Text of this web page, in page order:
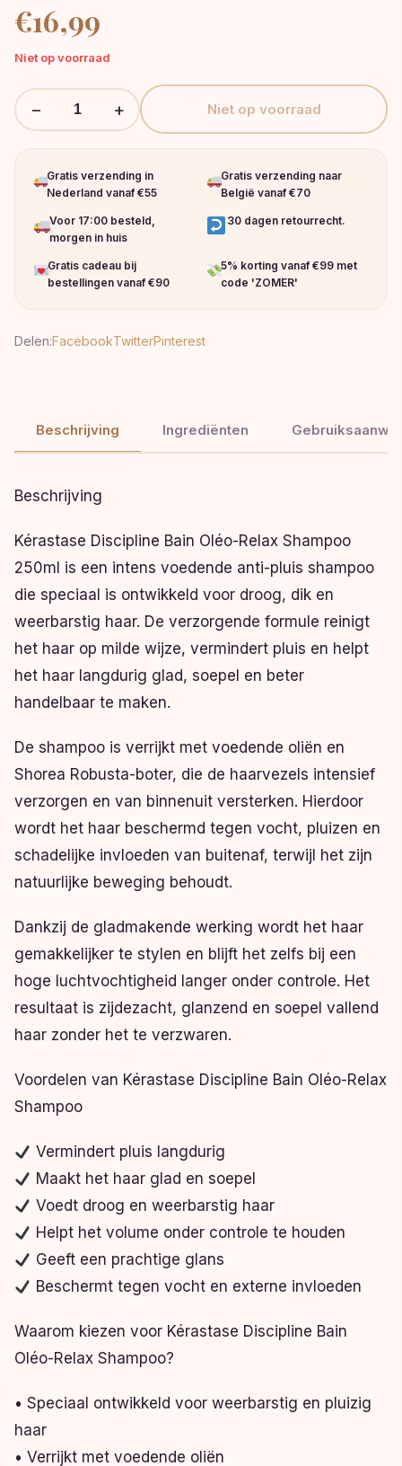
€16,99
Niet op voorraad
− + Niet op voorraad
Gratis verzending in
Nederland vanaf €55
Gratis verzending naar
België vanaf €70
Voor 17:00 besteld,
morgen in huis
30 dagen retourrecht.
Gratis cadeau bij
bestellingen vanaf €90
5% korting vanaf €99 met
code 'ZOMER'
Delen:FacebookTwitterPinterest
Beschrijving Ingrediënten
Beschrijving
Kérastase Discipline Bain Oléo-Relax Shampoo
250ml is een intens voedende anti-pluis shampoo
die speciaal is ontwikkeld voor droog, dik en
weerbarstig haar. De verzorgende formule reinigt
het haar op milde wijze, vermindert pluis en helpt
het haar langdurig glad, soepel en beter
handelbaar te maken.
De shampoo is verrijkt met voedende oliën en
Shorea Robusta-boter, die de haarvezels intensief
verzorgen en van binnenuit versterken. Hierdoor
wordt het haar beschermd tegen vocht, pluizen en
schadelijke invloeden van buitenaf, terwijl het zijn
natuurlijke beweging behoudt.
Dankzij de gladmakende werking wordt het haar
gemakkelijker te stylen en blijft het zelfs bij een
hoge luchtvochtigheid langer onder controle. Het
resultaat is zijdezacht, glanzend en soepel vallend
haar zonder het te verzwaren.
Voordelen van Kérastase Discipline Bain Oléo-Relax
Shampoo
Vermindert pluis langdurig
Maakt het haar glad en soepel
Voedt droog en weerbarstig haar
Helpt het volume onder controle te houden
Geeft een prachtige glans
Beschermt tegen vocht en externe invloeden
Waarom kiezen voor Kérastase Discipline Bain
Oléo-Relax Shampoo?
• Speciaal ontwikkeld voor weerbarstig en pluizig
haar
• Verrijkt met voedende oliën